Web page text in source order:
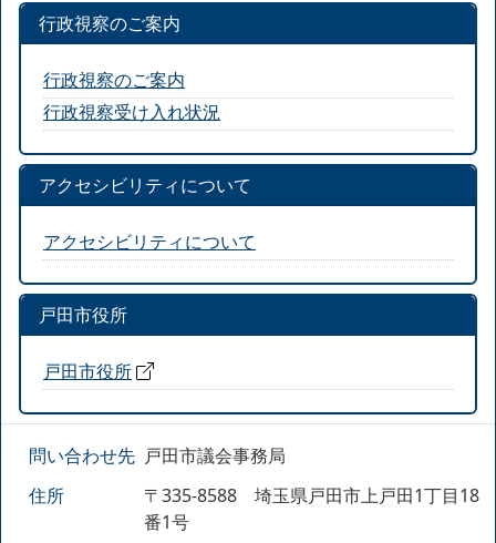
行政視察のご案内
行政視察のご案内
行政視察受け入れ状況
アクセシビリティについて
アクセシビリティについて
戸田市役所
戸田市役所
問い合わせ先 戸田市議会事務局
住所
〒335-8588 埼玉県戸田市上戸田1丁目18
番1号